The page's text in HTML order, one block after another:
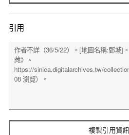
引用
複製引用資訊